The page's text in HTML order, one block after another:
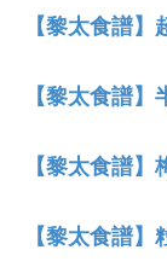
【黎太食譜
【黎太食譜
【黎太食譜
【黎太食譜